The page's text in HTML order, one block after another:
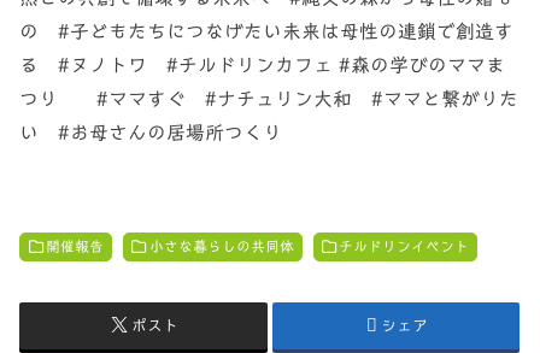
の #子どもたちにつなげたい未来は母性の連鎖で創造す
る #ヌノトワ #チルドリンカフェ #森の学びのママま
つり #ママすぐ #ナチュリン大和 #ママと繋がりた
い #お母さんの居場所つくり
開催報告 小さな暮らしの共同体 チルドリンイベント
ポスト シェア